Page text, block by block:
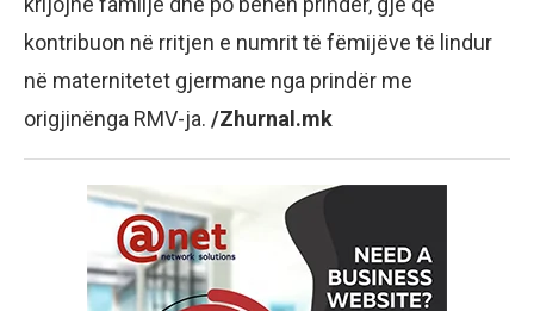
kontribuon në rritjen e numrit të fëmijëve të lindur
në maternitetet gjermane nga prindër me
origjinënga RMV-ja. /Zhurnal.mk